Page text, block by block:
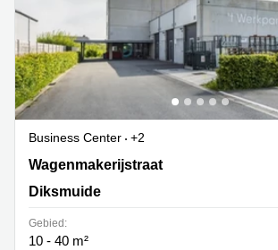
Business Center
+2
Wagenmakerijstraat 12, Diksmuide
Wagenmakerijstraat
Diksmuide
Gebied:
10 - 40 m²